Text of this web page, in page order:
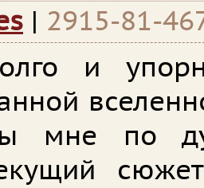
| 2915-81-
и
мне по